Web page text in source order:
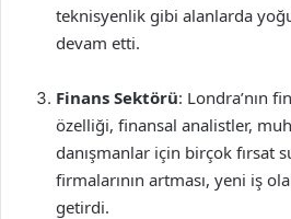
teknisyenlik gibi alanlarda
devam etti.
Finans Sektörü: Londra’nın
özelliği, finansal analistler,
danışmanlar için birçok fırsat
firmalarının artması, yeni iş
getirdi.